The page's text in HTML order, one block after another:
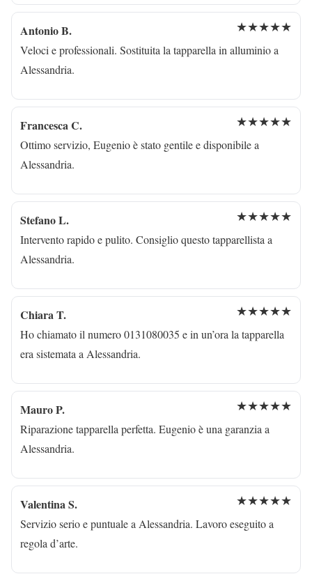
Antonio B. ★★★★★
Veloci e professionali. Sostituita la tapparella in alluminio a
Alessandria.
Francesca C. ★★★★★
Ottimo servizio, Eugenio è stato gentile e disponibile a
Alessandria.
Stefano L. ★★★★★
Intervento rapido e pulito. Consiglio questo tapparellista a
Alessandria.
Chiara T. ★★★★★
Ho chiamato il numero 0131080035 e in un’ora la tapparella
era sistemata a Alessandria.
Mauro P. ★★★★★
Riparazione tapparella perfetta. Eugenio è una garanzia a
Alessandria.
Valentina S. ★★★★★
Servizio serio e puntuale a Alessandria. Lavoro eseguito a
regola d’arte.